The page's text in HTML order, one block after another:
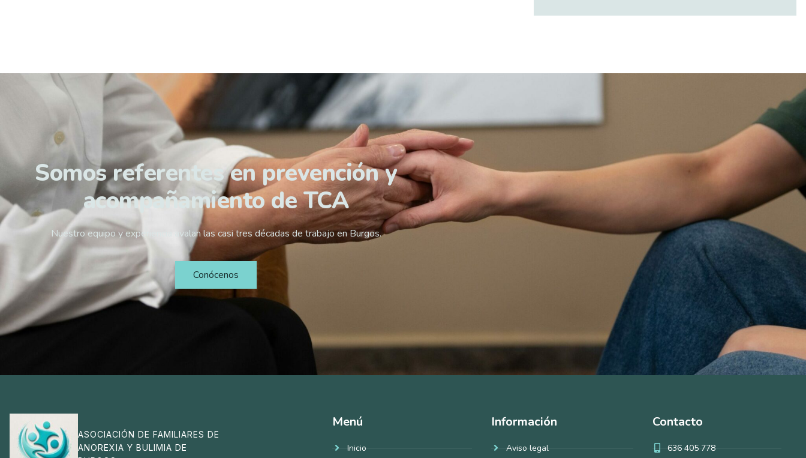
Somos referentes en prevención y
acompañamiento de TCA
Nuestro equipo y experiencia avalan las casi tres décadas de trabajo en Burgos.
Conócenos
ASOCIACIÓN DE FAMILIARES DE
ANOREXIA Y BULIMIA DE
Menú
Inicio
Información
Aviso legal
Contacto
636 405 778